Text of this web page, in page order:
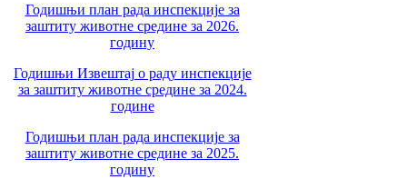
Годишњи план рада инспекције за
заштиту животне средине за 2026.
годину
Годишњи Извештај о раду инспекције
за заштиту животне средине за 2024.
године
Годишњи план рада инспекције за
заштиту животне средине за 2025.
годину